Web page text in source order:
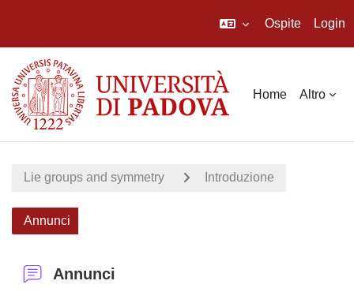
Ospite Login
Home Altro
Lie groups and symmetry Introduzione
Annunci
Annunci